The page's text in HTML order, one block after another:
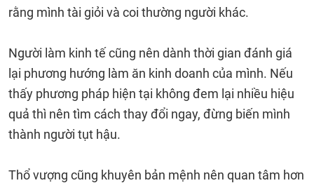
rằng mình tài giỏi và coi thường người khác.
Người làm kinh tế cũng nên dành thời gian đánh giá
lại phương hướng làm ăn kinh doanh của mình. Nếu
thấy phương pháp hiện tại không đem lại nhiều hiệu
quả thì nên tìm cách thay đổi ngay, đừng biến mình
thành người tụt hậu.
Thổ vượng cũng khuyên bản mệnh nên quan tâm hơn